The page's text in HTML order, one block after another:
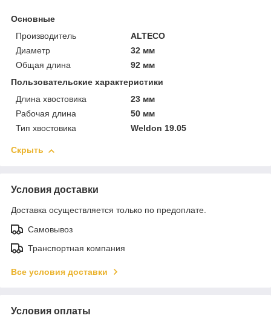
Основные
Производитель
ALTECO
Диаметр
32 мм
Общая длина
92 мм
Пользовательские характеристики
Длина хвостовика
23 мм
Рабочая длина
50 мм
Тип хвостовика
Weldon 19.05
Скрыть
Условия доставки
Доставка осуществляется только по предоплате.
Самовывоз
Транспортная компания
Все условия доставки
Условия оплаты